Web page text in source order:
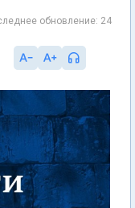
обновление: 24